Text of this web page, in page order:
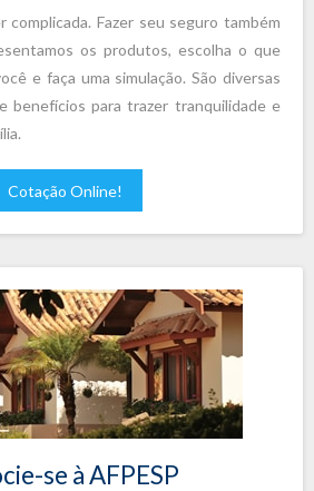
complicada. Fazer seu seguro também
os produtos, escolha o que
e faça uma simulação. São diversas
benefícios para trazer tranquilidade e
Cotação Online!
se à AFPESP